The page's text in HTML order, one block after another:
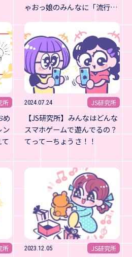
ゃおっ娘のみんなに「流行…
所
め
ン
2024.07.24 JS研究所
【JS研究所】みんなはどんな
スマホゲームで遊んでるの？
てってーちょうさ！！
所 2023.12.05 JS研究所